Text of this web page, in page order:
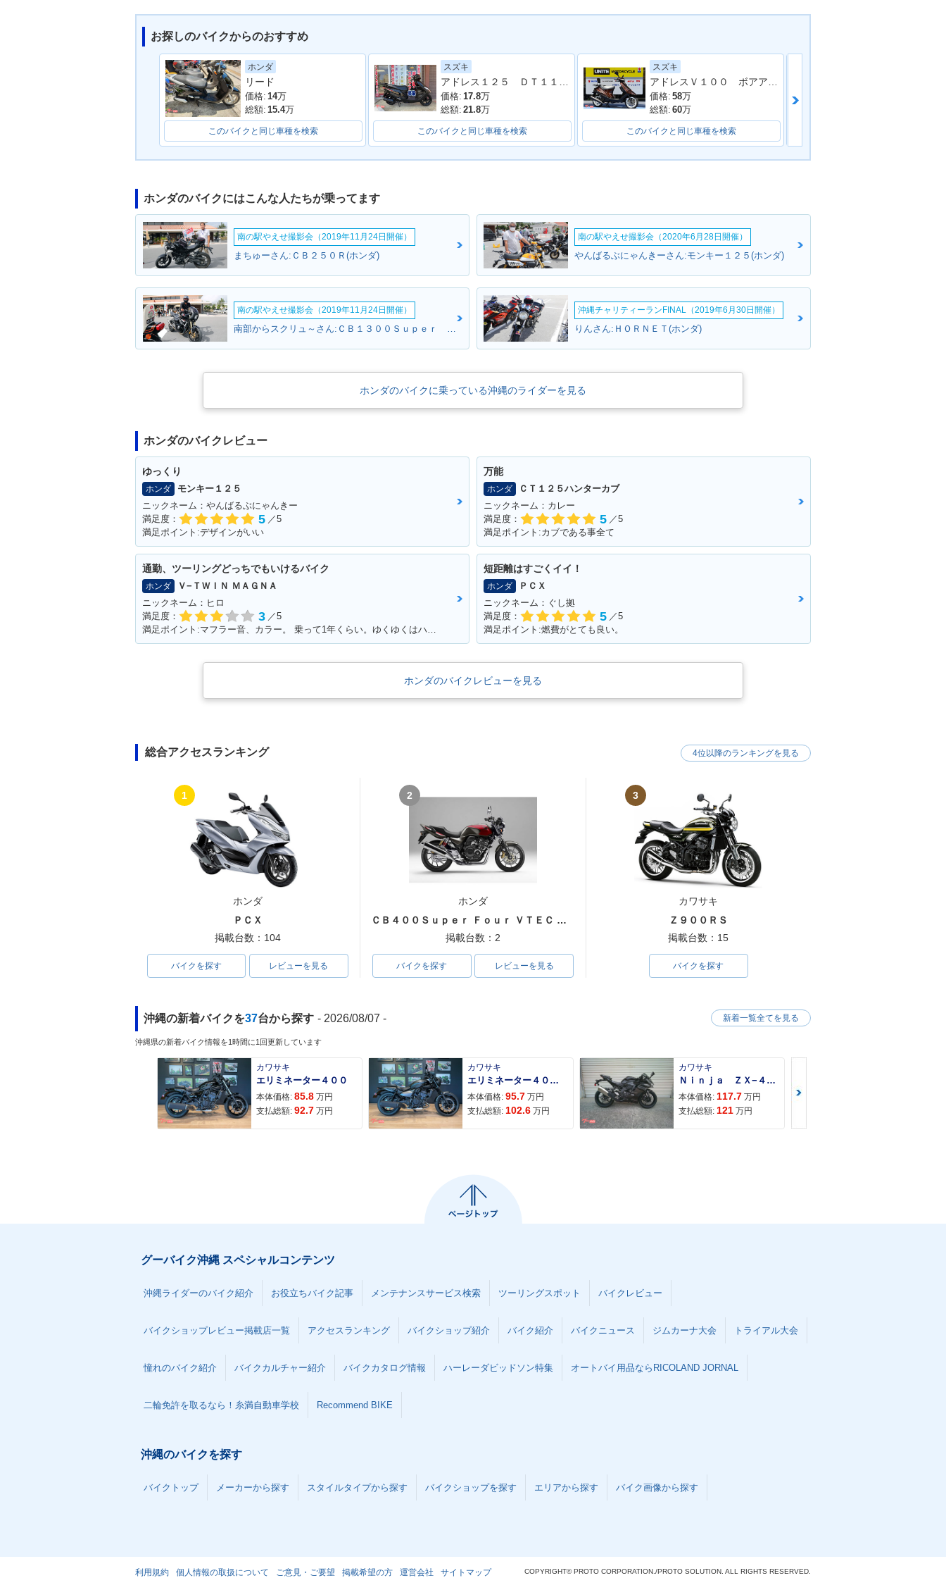
お探しのバイクからのおすすめ
ホンダ
リード
価格: 14万
総額: 15.4万
このバイクと同じ車種を検索
スズキ
価格: 17.8万
総額: 21.8万
このバイクと同じ車種を検索
スズキ
価格: 58万
総額: 60万
このバイクと同じ車種を検索
ホンダのバイクにはこんな人たちが乗ってます
南の駅やえせ撮影会（2019年11月24日開催）
まちゅーさん:ＣＢ２５０Ｒ(ホンダ)
南の駅やえせ撮影会（2020年6月28日開催）
やんばるぶにゃんきーさん:モンキー１２５(ホンダ)
南の駅やえせ撮影会（2019年11月24日開催）
南部からスクリュ～さん:ＣＢ１３００Ｓｕｐｅｒ Ｆｏｕｒ(ホンダ)
沖縄チャリティーランFINAL（2019年6月30日開催）
りんさん:ＨＯＲＮＥＴ(ホンダ)
ホンダのバイクに乗っている沖縄のライダーを見る
ホンダのバイクレビュー
ゆっくり
ホンダ
モンキー１２５
ニックネーム：やんばるぶにゃんきー
満足度：
5 ／5
満足ポイント:デザインがいい
万能
ホンダ
ＣＴ１２５ハンターカブ
ニックネーム：カレー
満足度：
5 ／5
満足ポイント:カブである事全て
通勤、ツーリングどっちでもいけるバイク
ホンダ
Ｖ−ＴＷＩＮ ＭＡＧＮＡ
ニックネーム：ヒロ
満足度：
3 ／5
満足ポイント:マフラー音、カラー。 乗って1年くらい。ゆくゆくはハーレーに！通勤で使ってる。 ショック、ハンドル周りをカスタムしていきたい。
短距離はすごくイイ！
ホンダ
ＰＣＸ
ニックネーム：ぐし拠
満足度：
5 ／5
満足ポイント:燃費がとても良い。
ホンダのバイクレビューを見る
総合アクセスランキング
1
ホンダ
ＰＣＸ
掲載台数：104
バイクを探す レビューを見る
2
ホンダ
ＣＢ４００Ｓｕｐｅｒ Ｆｏｕｒ ＶＴＥＣ ＳＰＥＣ３
掲載台数：2
バイクを探す レビューを見る
3
カワサキ
Ｚ９００ＲＳ
掲載台数：15
バイクを探す
4位以降のランキングを見る
沖縄の新着バイクを37台から探す - 2026/08/07 -
沖縄県の新着バイク情報を1時間に1回更新しています
カワサキ
エリミネーター４００
本体価格: 85.8 万円
支払総額: 92.7 万円
カワサキ
エリミネーター４００ＳＥ
本体価格: 95.7 万円
支払総額: 102.6 万円
カワサキ
Ｎｉｎｊａ ＺＸ−４Ｒ ＳＥ
本体価格: 117.7 万円
支払総額: 121 万円
新着一覧全てを見る
グーバイク沖縄 スペシャルコンテンツ
沖縄ライダーのバイク紹介 お役立ちバイク記事 メンテナンスサービス検索 ツーリングスポット バイクレビュー
バイクショップレビュー掲載店一覧 アクセスランキング バイクショップ紹介 バイク紹介 バイクニュース ジムカーナ大会 トライアル大会
憧れのバイク紹介 バイクカルチャー紹介 バイクカタログ情報 ハーレーダビッドソン特集 オートバイ用品ならRICOLAND JORNAL
二輪免許を取るなら！糸満自動車学校 Recommend BIKE
沖縄のバイクを探す
バイクトップ メーカーから探す スタイルタイプから探す バイクショップを探す エリアから探す バイク画像から探す
利用規約 個人情報の取扱について ご意見・ご要望 掲載希望の方 運営会社 サイトマップ COPYRIGHT© PROTO CORPORATION./PROTO SOLUTION. ALL RIGHTS RESERVED.